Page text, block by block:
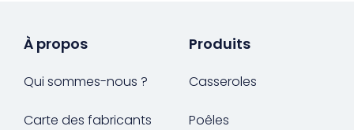
À propos
Qui sommes-nous ?
Carte des fabricants
Produits
Casseroles
Poêles